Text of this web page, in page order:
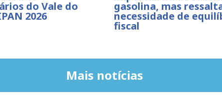
do Vale do
2026
gasolina, mas
necessidade de
fiscal
Mais notícias